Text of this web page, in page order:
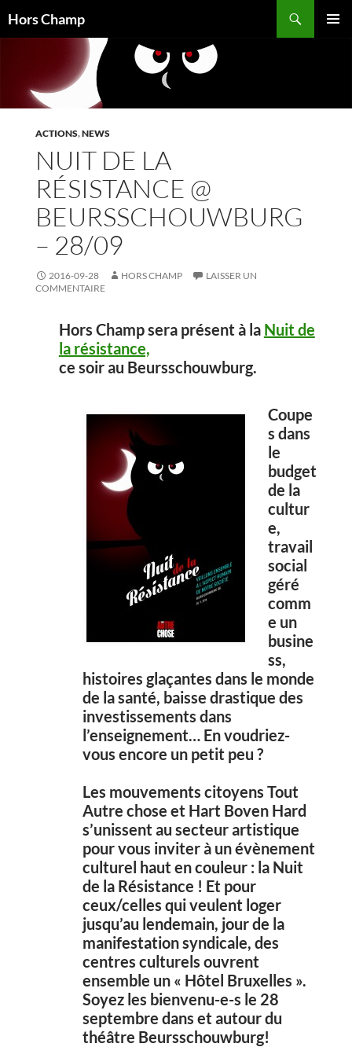
auHors Champ
ACTIONS,NEWS
NUIT DE LA
RÉSISTANCE @
BEURSSCHOUWBURG
– 28/09
2016-09-28 HORS CHAMP
LAISSER UN
COMMENTAIRE
Hors Champsera présent à la Nuit de
la résistance,
ce soir au Beursschouwburg.
Coupe
s dans
le
budget
de la
cultur
e,
travail
social
géré
comm
e un
busine
ss,
histoires glaçantes dans le monde
de la santé, baisse drastique des
investissements dans
l’enseignement… En voudriez-
vous encore un petit peu ?
Les mouvements citoyens Tout
Autre chose et Hart Boven Hard
s’unissent au secteur artistique
pour vous inviter à un évènement
culturel haut en couleur : la Nuit
de la Résistance ! Et pour
ceux/celles qui veulent loger
jusqu’au lendemain, jour de la
manifestation syndicale, des
centres culturels ouvrent
ensemble un « Hôtel Bruxelles ».
Soyez les bienvenu-e-s le 28
septembre dans et autour du
théâtre Beursschouwburg!